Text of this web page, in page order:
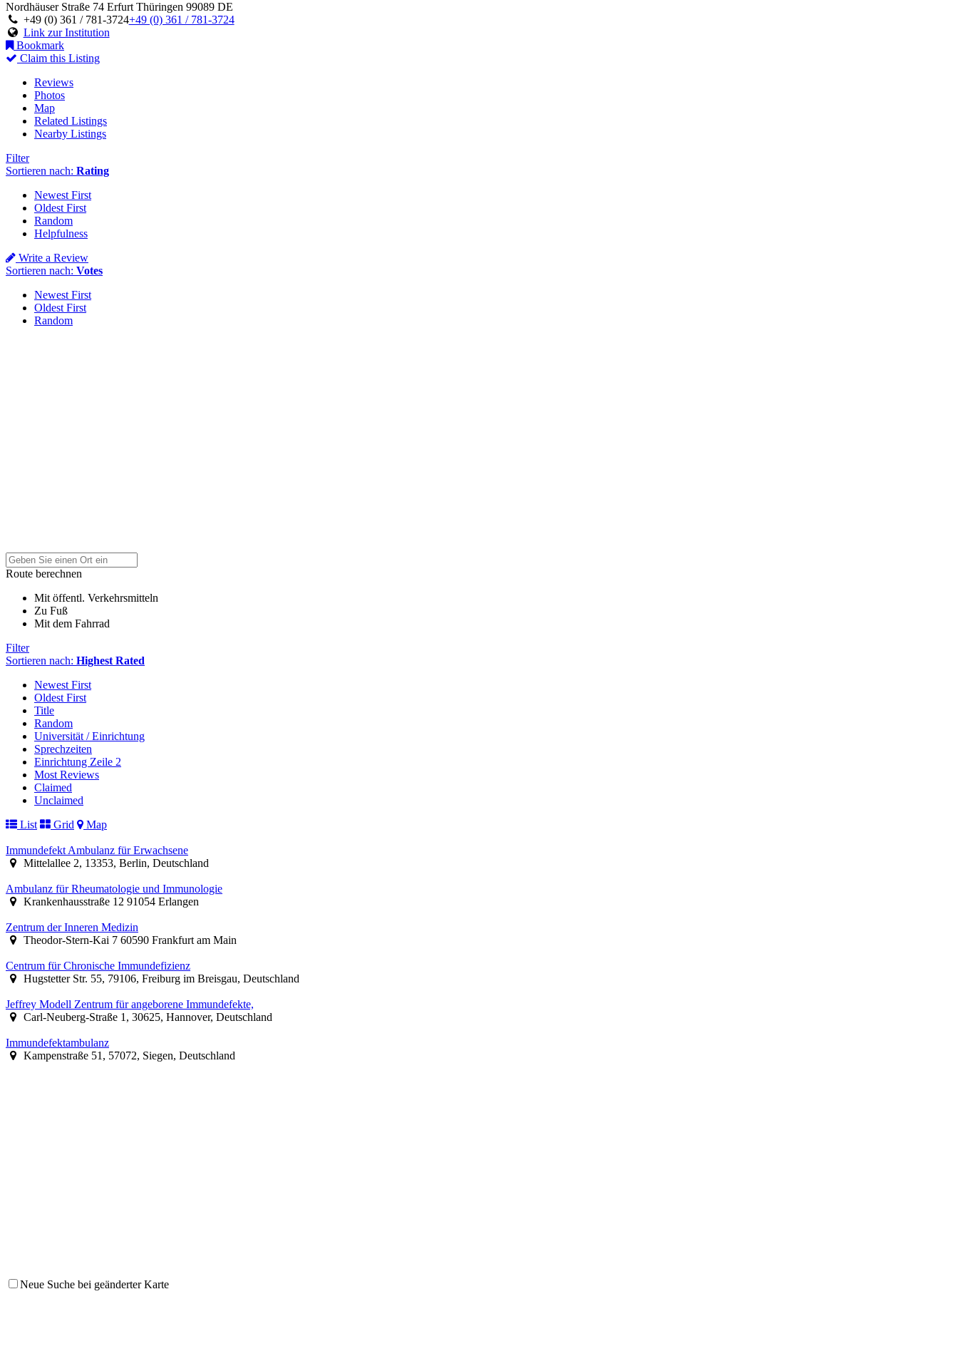
Nordhäuser Straße 74 Erfurt Thüringen 99089 DE
+49 (0) 361 / 781-3724+49 (0) 361 / 781-3724
Link zur Institution
Bookmark
Claim this Listing
Reviews
Photos
Map
Related Listings
Nearby Listings
Filter
Sortieren nach: Rating
Newest First
Oldest First
Random
Helpfulness
Write a Review
Sortieren nach: Votes
Newest First
Oldest First
Random
Route berechnen
Mit öffentl. Verkehrsmitteln
Zu Fuß
Mit dem Fahrrad
Filter
Sortieren nach: Highest Rated
Newest First
Oldest First
Title
Random
Universität / Einrichtung
Sprechzeiten
Einrichtung Zeile 2
Most Reviews
Claimed
Unclaimed
List
Grid Map
Immundefekt Ambulanz für Erwachsene
Mittelallee 2, 13353, Berlin, Deutschland
Ambulanz für Rheumatologie und Immunologie
Krankenhausstraße 12 91054 Erlangen
Zentrum der Inneren Medizin
Theodor-Stern-Kai 7 60590 Frankfurt am Main
Centrum für Chronische Immundefizienz
Hugstetter Str. 55, 79106, Freiburg im Breisgau, Deutschland
Jeffrey Modell Zentrum für angeborene Immundefekte,
Carl-Neuberg-Straße 1, 30625, Hannover, Deutschland
Immundefektambulanz
Kampenstraße 51, 57072, Siegen, Deutschland
Neue Suche bei geänderter Karte